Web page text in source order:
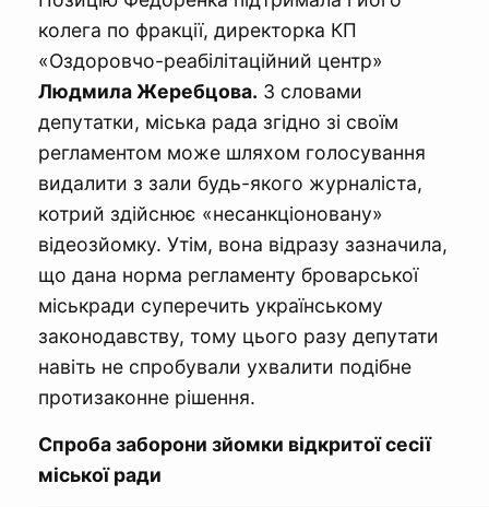
колега по фракції, директорка КП
«Оздоровчо-реабілітаційний центр»
Людмила Жеребцова. З словами
депутатки, міська рада згідно зі своїм
регламентом може шляхом голосування
видалити з зали будь-якого журналіста,
котрий здійснює «несанкціоновану»
відеозйомку. Утім, вона відразу зазначила,
що дана норма регламенту броварської
міськради суперечить українському
законодавству, тому цього разу депутати
навіть не спробували ухвалити подібне
протизаконне рішення.
Спроба заборони зйомки відкритої сесії
міської ради